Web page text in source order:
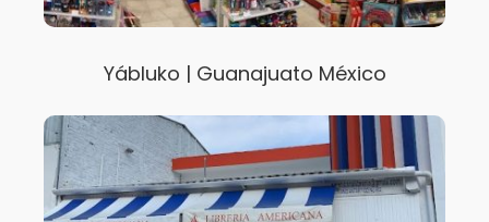
Yábluko | Guanajuato México